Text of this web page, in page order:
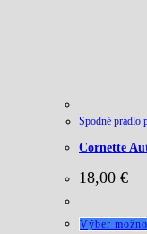
Spodné prádlo
Cornette
18,00 €
Výber